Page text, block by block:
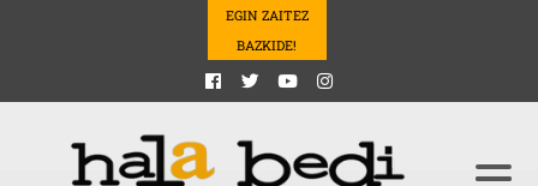
EGIN ZAITEZ
BAZKIDE!